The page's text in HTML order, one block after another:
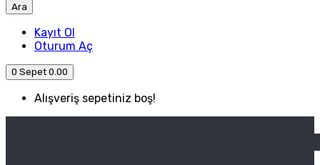
Ara
Kayıt Ol
Oturum Aç
0 Sepet 0.00
Alışveriş sepetiniz boş!